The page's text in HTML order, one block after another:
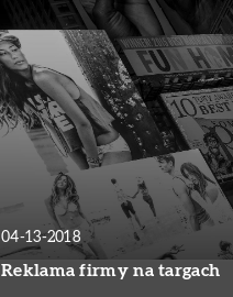
04-13-2018
Reklama firmy na targach